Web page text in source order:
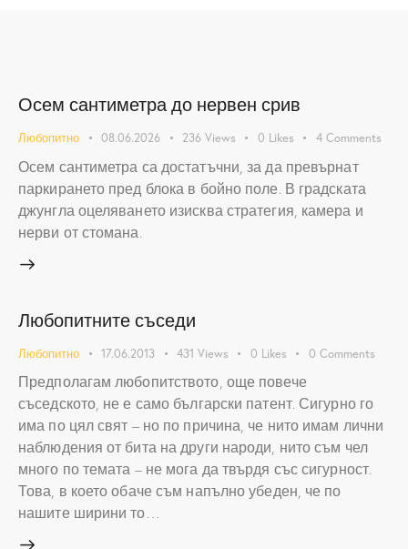
Осем сантиметра до нервен срив
Любопитно 08.06.2026 236 Views 0 Likes 4 Comments
Осем сантиметра са достатъчни, за да превърнат
паркирането пред блока в бойно поле. В градската
джунгла оцеляването изисква стратегия, камера и
нерви от стомана.
Любопитните съседи
Любопитно 17.06.2013 431 Views 0 Likes 0 Comments
Предполагам любопитството, още повече
съседското, не е само български патент. Сигурно го
има по цял свят – но по причина, че нито имам лични
наблюдения от бита на други народи, нито съм чел
много по темата – не мога да твърдя със сигурност.
Това, в което обаче съм напълно убеден, че по
нашите ширини то…